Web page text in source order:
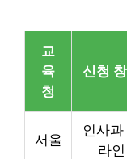
교
육
청
신청
서울
인사과
라인